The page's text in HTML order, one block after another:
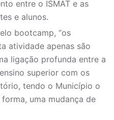
entre o ISMAT e as
e alunos.
bootcamp, “os
atividade apenas são
ligação profunda entre a
superior com os
tendo o Município o
uma mudança de